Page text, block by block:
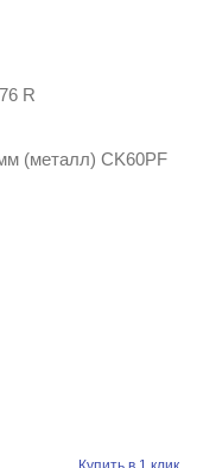
R
(металл) CK60PF